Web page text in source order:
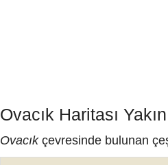
Ovacık Haritası
Ovacıkçevresinde bulunan